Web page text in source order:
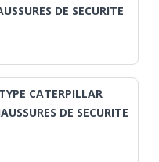
DE SECURITE
CATERPILLAR
DE SECURITE